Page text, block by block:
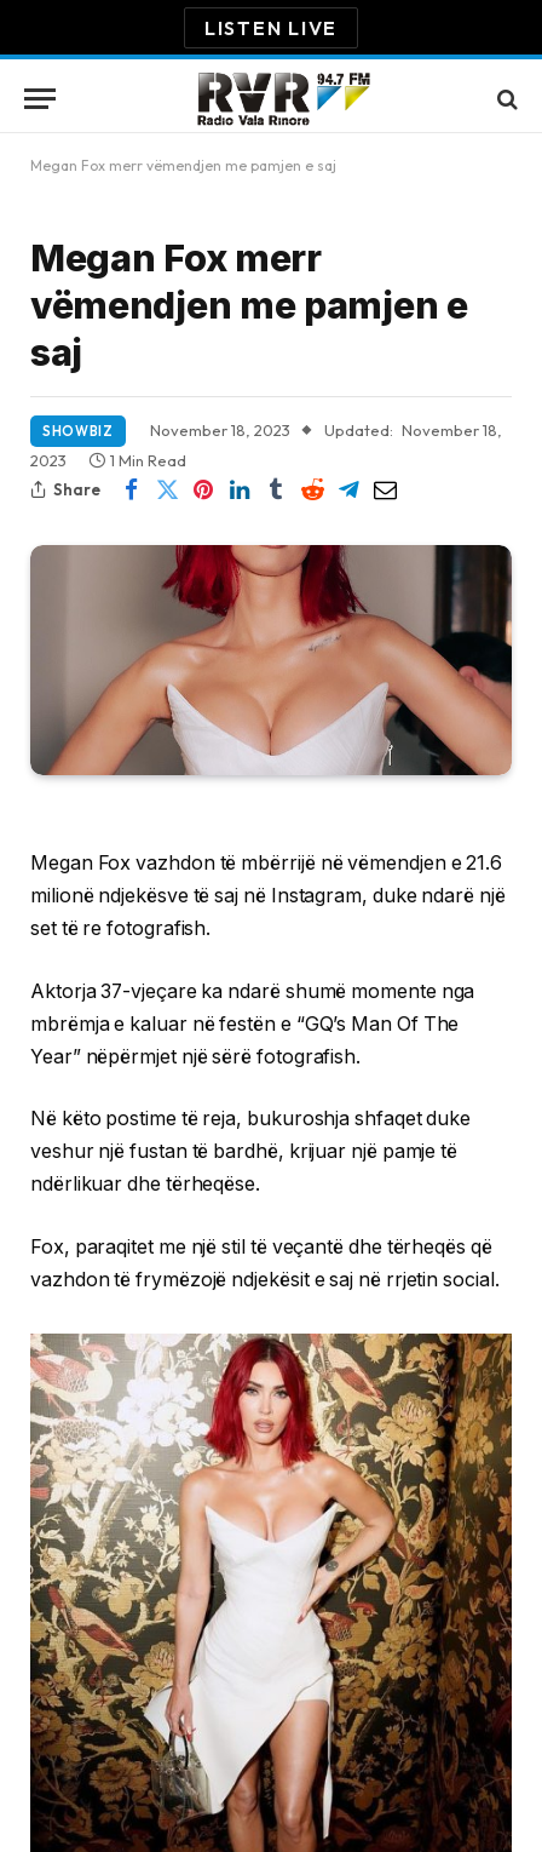
LISTEN LIVE
Megan Fox merr vëmendjen me pamjen e saj
Megan Fox merr
vëmendjen me pamjen e
saj
SHOWBIZ November 18, 2023 Updated: November 18,
2023
1 Min Read
Share
Megan Fox vazhdon të mbërrijë në vëmendjen e 21.6
milionë ndjekësve të saj në Instagram, duke ndarë një
set të re fotografish.
Aktorja 37-vjeçare ka ndarë shumë momente nga
mbrëmja e kaluar në festën e “GQ’s Man Of The
Year” nëpërmjet një sërë fotografish.
Në këto postime të reja, bukuroshja shfaqet duke
veshur një fustan të bardhë, krijuar një pamje të
ndërlikuar dhe tërheqëse.
Fox, paraqitet me një stil të veçantë dhe tërheqës që
vazhdon të frymëzojë ndjekësit e saj në rrjetin social.